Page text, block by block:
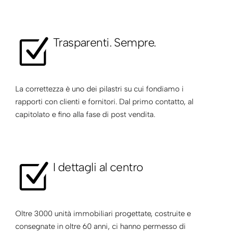
Trasparenti. Sempre.
La correttezza è uno dei pilastri su cui fondiamo i
rapporti con clienti e fornitori. Dal primo contatto, al
capitolato e fino alla fase di post vendita.
I dettagli al centro
Oltre 3000 unità immobiliari progettate, costruite e
consegnate in oltre 60 anni, ci hanno permesso di